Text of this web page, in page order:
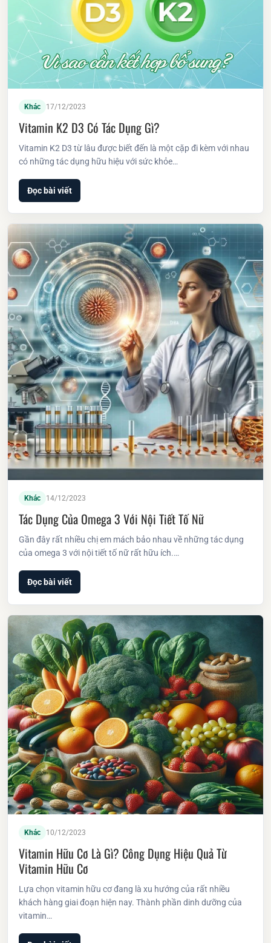
Khác 17/12/2023
Vitamin K2 D3 Có Tác Dụng Gì?
Vitamin K2 D3 từ lâu được biết đến là một cặp đi kèm với nhau
có những tác dụng hữu hiệu với sức khỏe…
Đọc bài viết
Khác 14/12/2023
Tác Dụng Của Omega 3 Với Nội Tiết Tố Nữ
Gần đây rất nhiều chị em mách bảo nhau về những tác dụng
của omega 3 với nội tiết tố nữ rất hữu ích.…
Đọc bài viết
Khác 10/12/2023
Vitamin Hữu Cơ Là Gì? Công Dụng Hiệu Quả Từ
Vitamin Hữu Cơ
Lựa chọn vitamin hữu cơ đang là xu hướng của rất nhiều
khách hàng giai đoạn hiện nay. Thành phần dinh dưỡng của
vitamin…